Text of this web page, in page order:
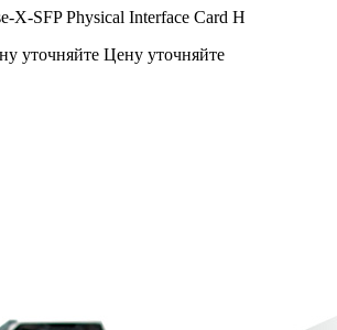
X-SFP Physical Interface Card H
уточняйте Цену уточняйте